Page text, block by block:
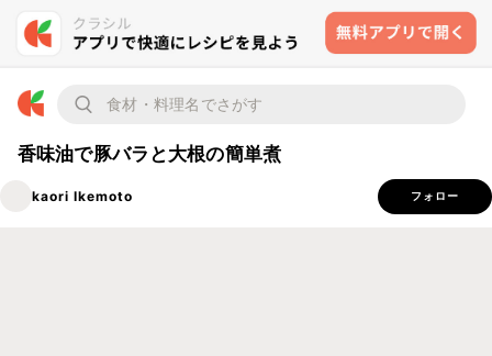
香味油で豚バラと大根の簡単煮
kaori Ikemoto フォロー